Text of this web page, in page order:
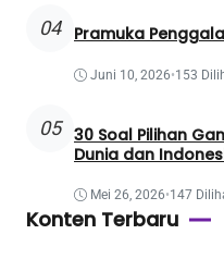
04 Pramuka
Juni 10, 2026•153
05 30 Soal Pilihan
Dunia dan
Mei 26, 2026•147
Konten Terbaru